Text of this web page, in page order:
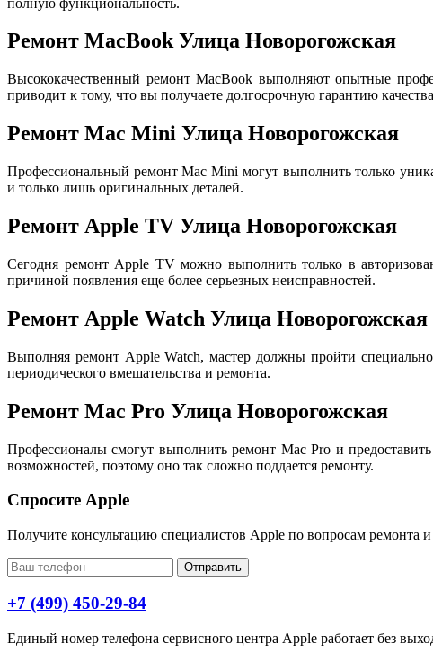
Ремонт MacBook Улица Новорогожская
Высококачественный ремонт MacBook выполняют опытные
приводит к тому, что вы получаете долгосрочную гарантию
Ремонт Mac Mini Улица Новорогожская
Профессиональный ремонт Mac Mini могут выполнить только
и только лишь оригинальных деталей.
Ремонт Apple TV Улица Новорогожская
Сегодня ремонт Apple TV можно выполнить только в
причиной появления еще более серьезных неисправностей.
Ремонт Apple Watch Улица Новорогожская
Выполняя ремонт Apple Watch, мастер должны пройти
периодического вмешательства и ремонта.
Ремонт Mac Pro Улица Новорогожская
Профессионалы смогут выполнить ремонт Mac Pro и
возможностей, поэтому оно так сложно поддается ремонту.
Спросите Apple
Получите консультацию специалистов Apple по вопросам ремонта
Отправить
+7 (499) 450-29-84
Единый номер телефона сервисного центра Apple работает без